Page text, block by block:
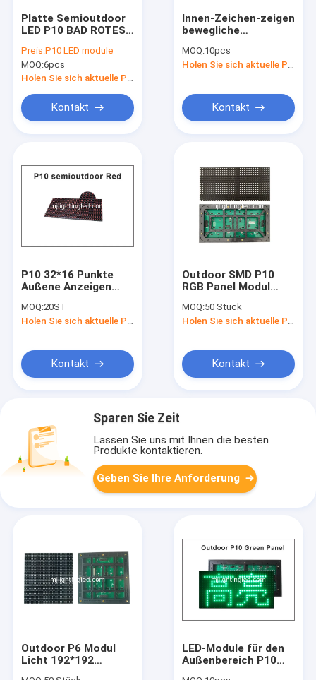
Platte Semioutdoor
LED P10 BAD ROTES
32*16 P10 LED
Module 320*160mm
Preis:P10 LED module
MOQ:6pcs
Kontakt
Innen-Zeichen-zeigen
bewegliche
und -zeit P10 SMD
RGB LED Matrix-
MOQ:10pcs
Kontakt
P10 32*16 Punkte
Außene Anzeigen
Anzeigetafel Licht
Text Laufende
MOQ:20ST
Kontakt
Outdoor SMD P10
RGB Panel Modul
320*160mm 32*16
Punkte Werbefläche
MOQ:50 Stück
Kontakt
Sparen Sie Zeit
Lassen Sie uns mit Ihnen die besten
Produkte kontaktieren.
Geben Sie Ihre Anforderung
Outdoor P6 Modul
Licht 192*192
LED-Module für den
Außenbereich P10